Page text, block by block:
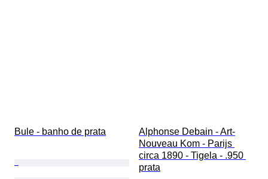
Bule - banho de prata
Alphonse Debain - Art-
Nouveau Kom - Parijs
circa 1890 - Tigela - .950
prata